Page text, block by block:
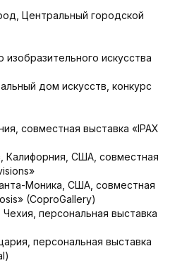
Центральный городской
изобразительного искусства
дом искусств, конкурс
совместная выставка «IPAX
Калифорния, США, совместная
Моника, США, совместная
(CoproGallery)
персональная выставка
персональная выставка